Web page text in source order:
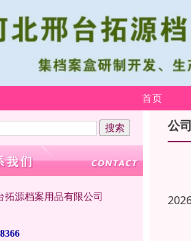
首页
拓源档案用品有限公司
公